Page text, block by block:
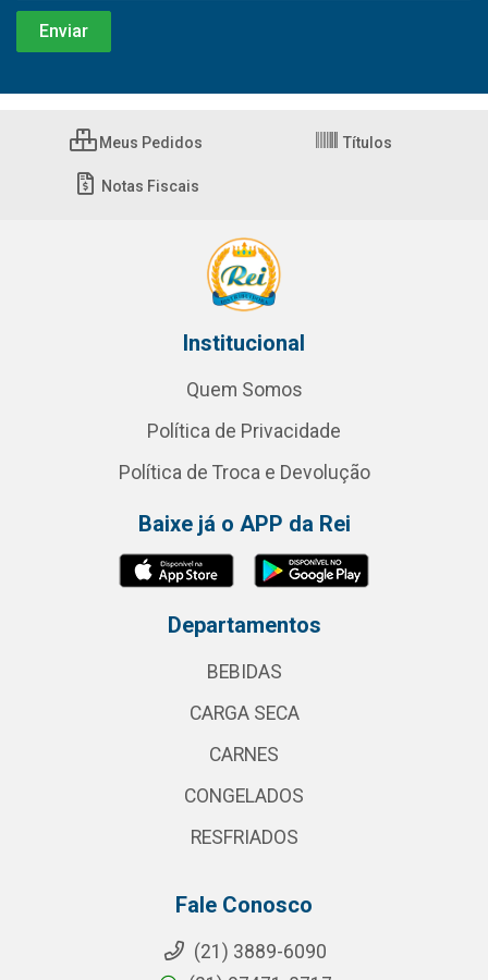
Meus Pedidos Títulos
Notas Fiscais
Institucional
Quem Somos
Política de Privacidade
Política de Troca e Devolução
Baixe já o APP da Rei
Departamentos
BEBIDAS
CARGA SECA
CARNES
CONGELADOS
RESFRIADOS
Fale Conosco
(21) 3889-6090